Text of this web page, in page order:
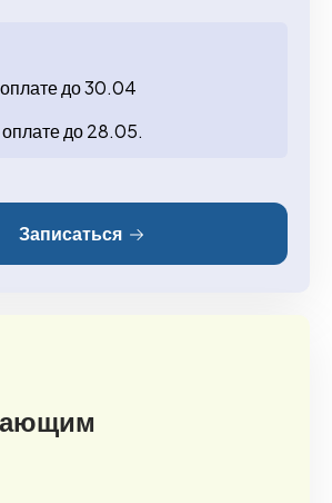
до 30.04
до 28.05.
Записаться